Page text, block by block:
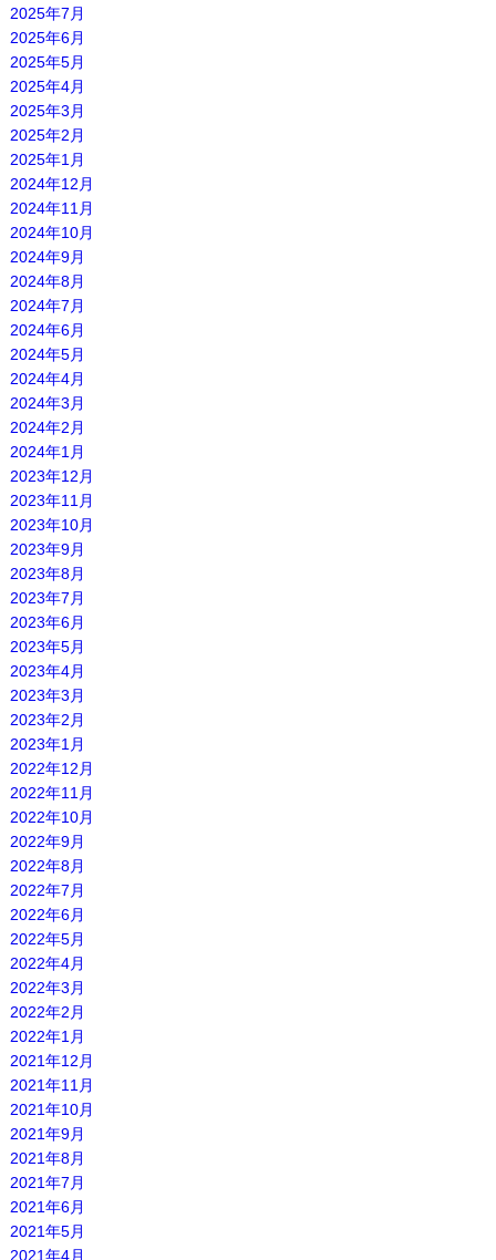
2025年7月
2025年6月
2025年5月
2025年4月
2025年3月
2025年2月
2025年1月
2024年12月
2024年11月
2024年10月
2024年9月
2024年8月
2024年7月
2024年6月
2024年5月
2024年4月
2024年3月
2024年2月
2024年1月
2023年12月
2023年11月
2023年10月
2023年9月
2023年8月
2023年7月
2023年6月
2023年5月
2023年4月
2023年3月
2023年2月
2023年1月
2022年12月
2022年11月
2022年10月
2022年9月
2022年8月
2022年7月
2022年6月
2022年5月
2022年4月
2022年3月
2022年2月
2022年1月
2021年12月
2021年11月
2021年10月
2021年9月
2021年8月
2021年7月
2021年6月
2021年5月
2021年4月